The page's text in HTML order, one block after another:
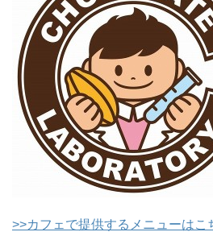
>>カフェで提供するメニューはこ